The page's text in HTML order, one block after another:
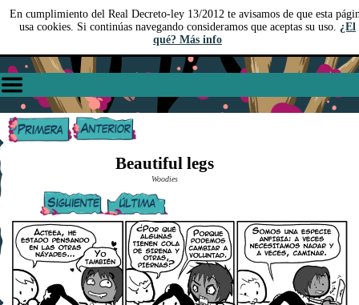
En cumplimiento del Real Decreto-ley 13/2012 te avisamos de que esta
usa cookies. Si continúas navegando consideramos que aceptas su uso. ¿El
qué? Más info
Beautiful legs
Woodies